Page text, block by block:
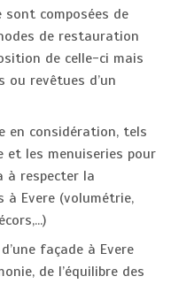
sont composées de
de restauration
de celle-ci mais
ou revêtues d’un
en considération, tels
et les menuiseries pour
à respecter la
à Evere (volumétrie,
façade à Evere
de l’équilibre des